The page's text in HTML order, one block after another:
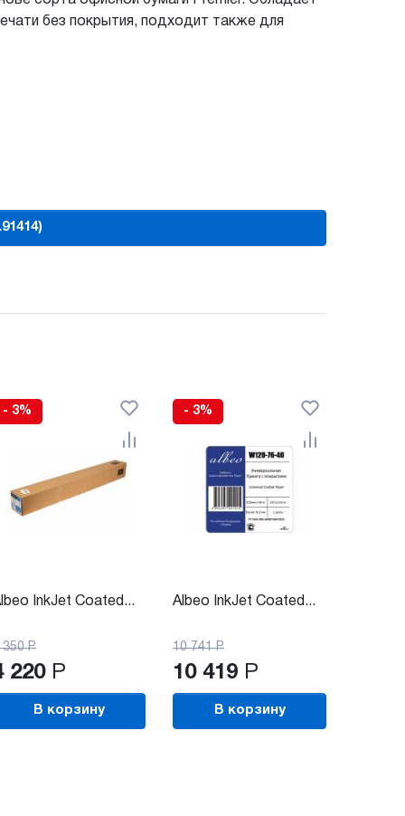
без покрытия, подходит также для
- 3%
InkJet Coated...
350 Р
220 Р
В корзину
- 3%
Albeo InkJet Coated...
10 741 Р
10 419 Р
В корзину